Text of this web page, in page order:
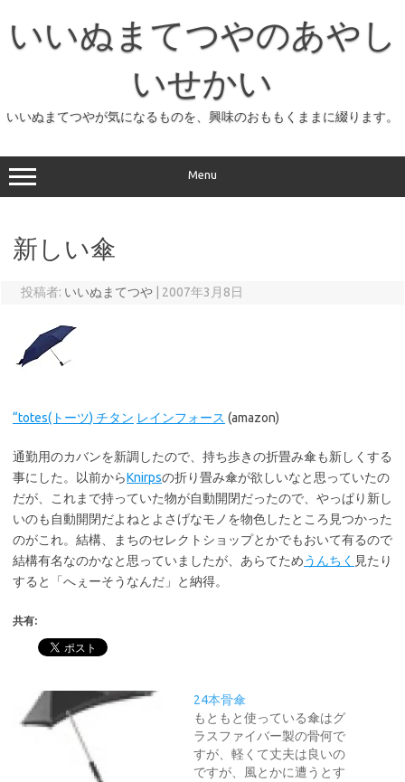
プ
いいぬまてつやのあやし
いせかい
いいぬまてつやが気になるものを、興味のおももくままに綴ります。
Menu
新しい傘
投稿者: いいぬまてつや 2007年3月8日
“totes(トーツ) チタン レインフォース (amazon)
通勤用のカバンを新調したので、持ち歩きの折畳み傘も新しくする
事にした。以前からKnirpsの折り畳み傘が欲しいなと思っていたの
だが、これまで持っていた物が自動開閉だったので、やっぱり新し
いのも自動開閉だよねとよさげなモノを物色したところ見つかった
のがこれ。結構、まちのセレクトショップとかでもおいて有るので
結構有名なのかなと思っていましたが、あらてためうんちく 見たり
すると「へぇーそうなんだ」と納得。
共有:
24本骨傘
もともと使っている傘はグ
ラスファイバー製の骨何で
すが、軽くて丈夫は良いの
ですが、風とかに遭うとす